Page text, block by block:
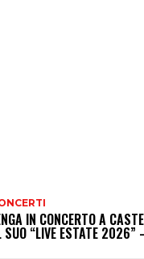
IN CONCERTO A
SUO “LIVE ESTATE 2026”